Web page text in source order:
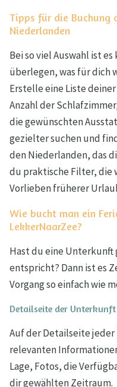
Tipps für die Buchung
Niederlanden
Bei so viel Auswahl ist
überlegen, was für dich
Erstelle eine Liste
Anzahl der
die gewünschten
gezielter suchen und
den Niederlanden, das
du praktische Filter, die
Vorlieben früherer
Wie bucht man ein
LekkerNaarZee?
Hast du eine Unterkunft
entspricht? Dann ist es
Vorgang so einfach wie
Detailseite der Unterkunft
Auf der Detailseite
relevanten
Lage, Fotos, die
dir gewählten Zeitraum.